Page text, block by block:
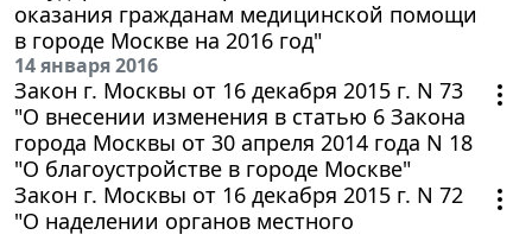
оказания гражданам медицинской помощи
в городе Москве на 2016 год"
14 января 2016
Закон г. Москвы от 16 декабря 2015 г. N 73
"О внесении изменения в статью 6 Закона
города Москвы от 30 апреля 2014 года N 18
"О благоустройстве в городе Москве"
Закон г. Москвы от 16 декабря 2015 г. N 72
"О наделении органов местного